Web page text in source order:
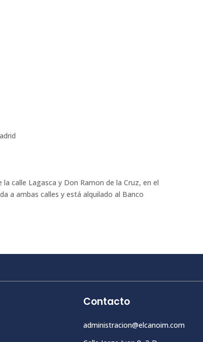
calle Lagasca y Don Ramon de la Cruz, en el
a ambas calles y está alquilado al Banco
Contacto
administracion@elcanoim.com